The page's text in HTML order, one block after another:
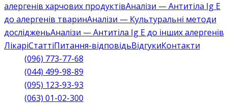
алергенів харчових продуктівАналізи — Антитіла Ig E
до алергенів тваринАналізи — Культуральні методи
дослідженьАналізи — Антитіла Ig E до інших алергенів
ЛікаріСтаттіПитання-відповідьВідгукиКонтакти
(096) 773-77-68
(044) 499-98-89
(095) 123-93-93
(063) 01-02-300